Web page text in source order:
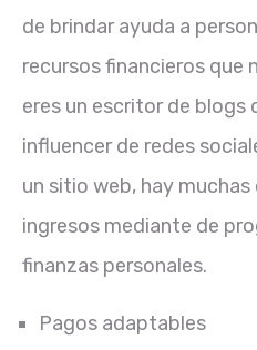
de brindar ayuda a
recursos financieros que
eres un escritor de blogs
influencer de redes
un sitio web, hay
ingresos mediante de
finanzas personales.
Pagos adaptables